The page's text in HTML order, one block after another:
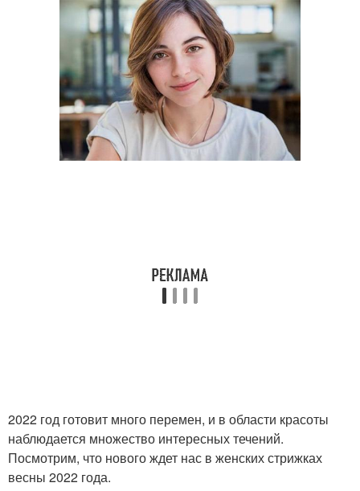
2022 год готовит много перемен, и в области красоты
наблюдается множество интересных течений.
Посмотрим, что нового ждет нас в женских стрижках
весны 2022 года.